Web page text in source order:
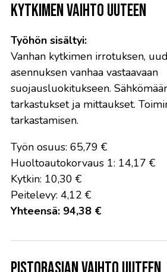
Kytkimen vaihto uuteen
Työhön sisältyi:
Vanhan kytkimen irrotuksen,
asennuksen vanhaa vastaavaan
suojausluokitukseen.
tarkastukset ja mittaukset.
tarkastamisen.
Työn osuus: 65,79 €
Huoltoautokorvaus 1: 14,17 €
Kytkin: 10,30 €
Peitelevy: 4,12 €
Yhteensä: 94,38 €